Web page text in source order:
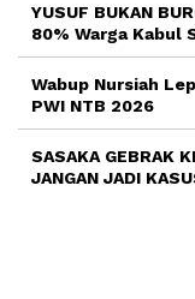
YUSUF BUKAN
80% Warga Kabul
Wabup Nursiah
PWI NTB 2026
SASAKA GEBRAK
JANGAN JADI